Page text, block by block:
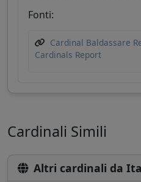
Fonti:
Cardinal Baldassare
Cardinals Report
Cardinali Simili
Altri cardinali da